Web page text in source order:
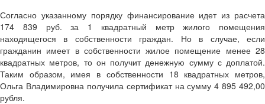
Согласно указанному порядку финансирование идет из расчета
174 839 руб. за 1 квадратный метр жилого помещения
находящегося в собственности граждан. Но в случае, если
гражданин имеет в собственности жилое помещение менее 28
квадратных метров, то он получит денежную сумму с доплатой.
Таким образом, имея в собственности 18 квадратных метров,
Ольга Владимировна получила сертификат на сумму 4 895 492,00
рубля.